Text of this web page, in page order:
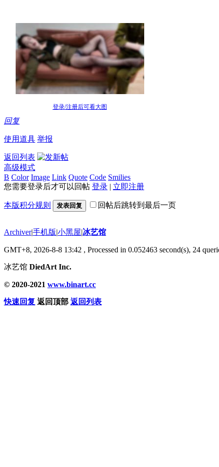
登录/注册后可看大图
回复
使用道具 举报
返回列表
高级模式
B Color Image Link Quote Code Smilies
您需要登录后才可以回帖 登录 | 立即注册
本版积分规则 发表回复 回帖后跳转到最后一页
Archiver|手机版|小黑屋|冰艺馆
GMT+8, 2026-8-8 13:42 , Processed in 0.052463 second(s), 24
冰艺馆 DiedArt Inc.
© 2020-2021 www.binart.cc
快速回复 返回顶部 返回列表